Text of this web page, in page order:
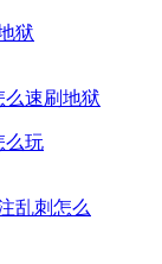
狱
么玩